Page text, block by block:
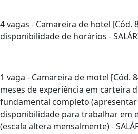
4 vagas - Camareira de hotel [Cód.
disponibilidade de horários -
1 vaga - Camareira de motel [Cód.
meses de experiência em carteira
fundamental completo
disponibilidade para trabalhar em
(escala altera mensalmente) -